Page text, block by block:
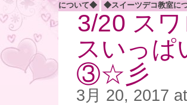
について◆
◆スイーツデコ教室に
3/20 ス
スいっぱ
③☆彡
3月 20, 2017